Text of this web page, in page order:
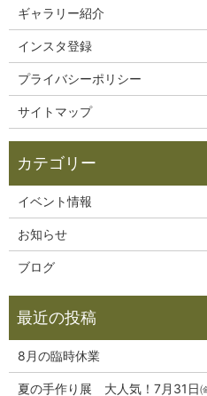
ギャラリー紹介
インスタ登録
プライバシーポリシー
サイトマップ
イベント情報
お知らせ
ブログ
8月の臨時休業
夏の手作り展 大人気！7月31日